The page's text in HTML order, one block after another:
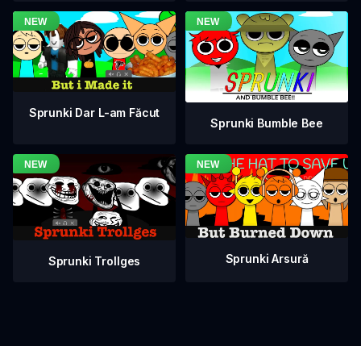
Sprunki Dar L-am Făcut
Sprunki Bumble Bee
Sprunki Trollges Sprunki Arsură